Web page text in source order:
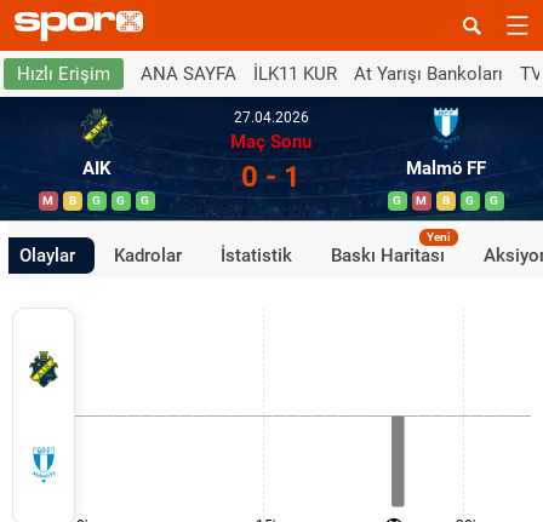
Hızlı Erişim ANA SAYFA İLK11 KUR At Yarışı Bankoları
AIK
M B G G G
27.04.2026
Maç Sonu
0 - 1 Malmö FF
G M B G G
Olaylar Kadrolar İstatistik Baskı Haritası
Yeni